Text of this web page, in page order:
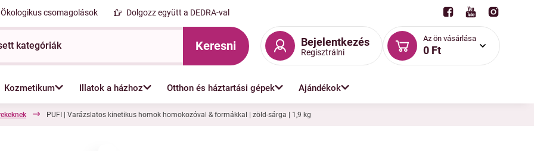
Ökologikus csomagolások Dolgozz együtt a DEDRA-val
Keresni Bejelentkezés
Regisztrálni
Az ön vásárlása
0 Ft
Kozmetikum Illatok a házhoz Otthon és háztartási gépek Ajándékok
PUFI | Varázslatos kinetikus homok homokozóval & formákkal | zöld-sárga | 1,9 kg